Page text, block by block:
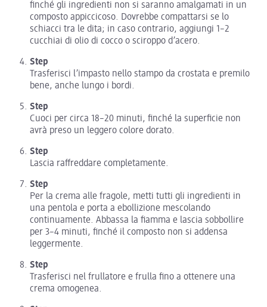
finché gli ingredienti non si saranno amalgamati in un
composto appiccicoso. Dovrebbe compattarsi se lo
schiacci tra le dita; in caso contrario, aggiungi 1–2
cucchiai di olio di cocco o sciroppo d’acero.
Step
Trasferisci l’impasto nello stampo da crostata e premilo
bene, anche lungo i bordi.
Step
Cuoci per circa 18–20 minuti, finché la superficie non
avrà preso un leggero colore dorato.
Step
Lascia raffreddare completamente.
Step
Per la crema alle fragole, metti tutti gli ingredienti in
una pentola e porta a ebollizione mescolando
continuamente. Abbassa la fiamma e lascia sobbollire
per 3–4 minuti, finché il composto non si addensa
leggermente.
Step
Trasferisci nel frullatore e frulla fino a ottenere una
crema omogenea.